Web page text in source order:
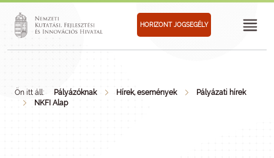
HORIZONT JOGSEGÉLY
Ön itt áll: Pályázóknak Hírek, események
Pályázati hírek
NKFI Alap